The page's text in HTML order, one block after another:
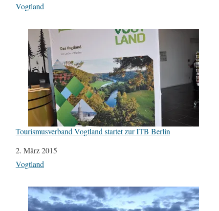
In Bezug auf
Vogtland
Tourismusverband Vogtland startet zur ITB Berlin
Datum
2. März 2015
In Bezug auf
Vogtland